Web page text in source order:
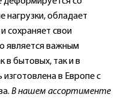
нагрузки, обладает
сохраняет свои
является важным
в бытовых, так и в
в Европе с
В нашем ассортименте